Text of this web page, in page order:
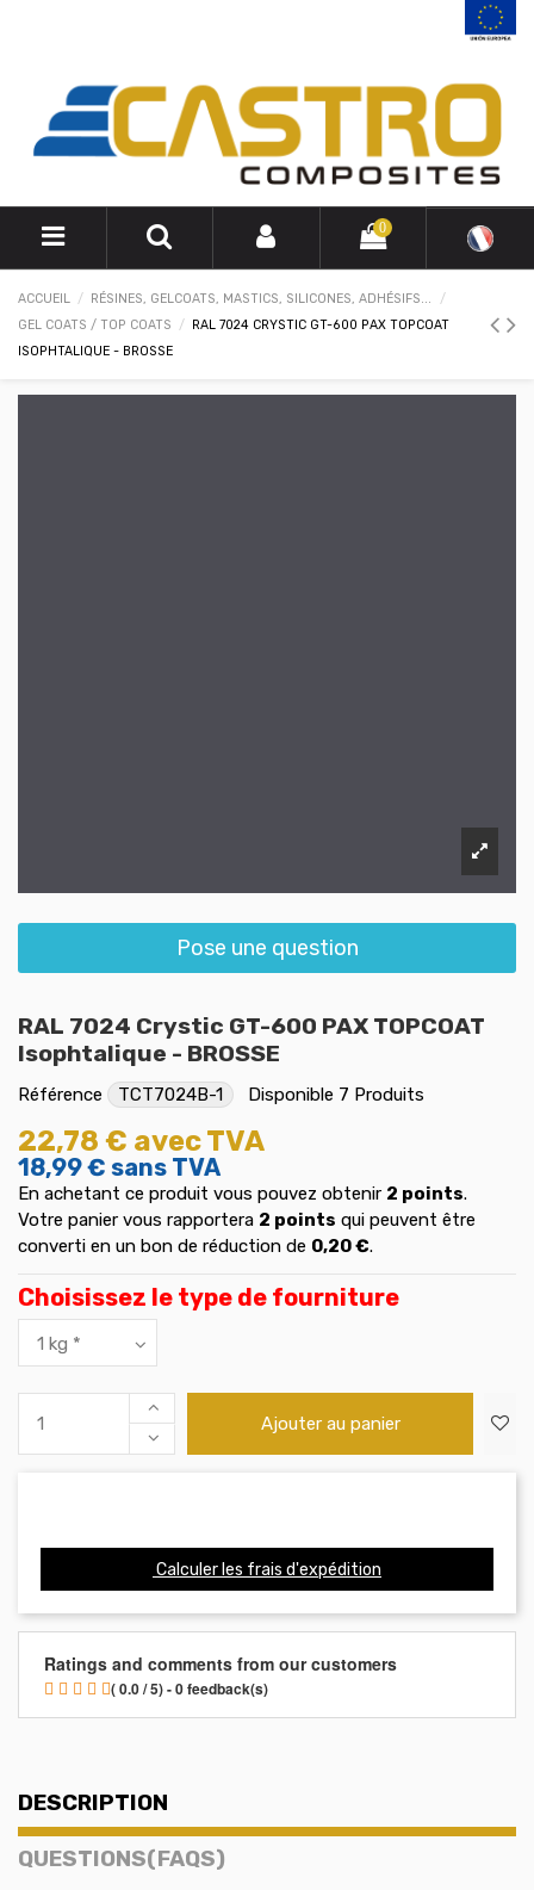
0
ACCUEIL
RÉSINES, GELCOATS, MASTICS, SILICONES, ADHÉSIFS...
GEL COATS / TOP COATS
RAL 7024 CRYSTIC GT-600 PAX TOPCOAT
ISOPHTALIQUE - BROSSE
Pose une question
RAL 7024 Crystic GT-600 PAX TOPCOAT
Isophtalique - BROSSE
Référence TCT7024B-1 Disponible 7 Produits
22,78 € avec TVA
18,99 € sans TVA
En achetant ce produit vous pouvez obtenir 2 points.
Votre panier vous rapportera 2 points qui peuvent être
converti en un bon de réduction de 0,20 €.
Choisissez le type de fourniture
Ajouter au panier
Calculer les frais d'expédition
Ratings and comments from our customers
( 0.0 / 5) - 0 feedback(s)
DESCRIPTION
QUESTIONS(FAQS)